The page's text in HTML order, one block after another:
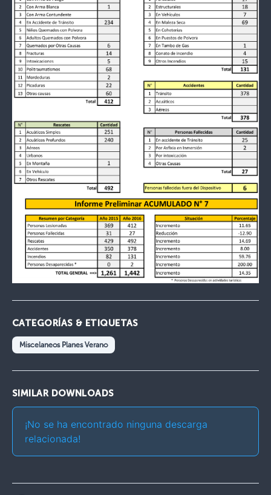
CATEGORÍAS & ETIQUETAS
Miscelaneos Planes Verano
SIMILAR DOWNLOADS
¡No se ha encontrado ninguna descarga
relacionada!